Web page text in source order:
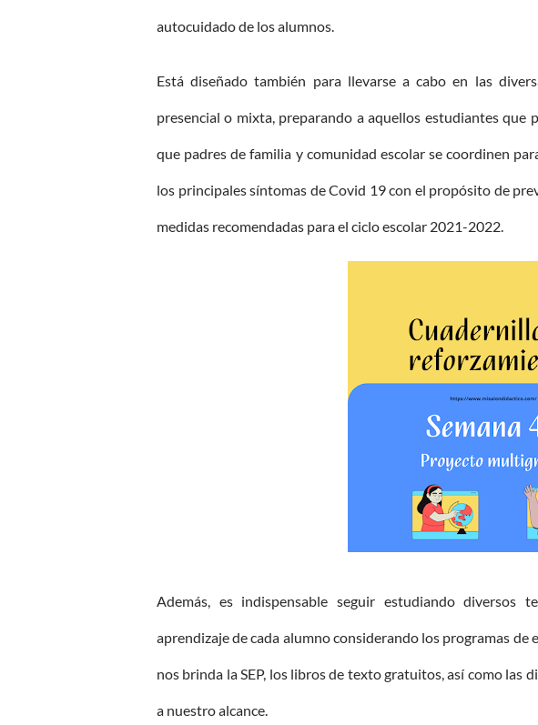
autocuidado de los alumnos.
Está diseñado también para llevarse a cabo en las
presencial o mixta, preparando a aquellos estudiantes
que padres de familia y comunidad escolar se coordinen
los principales síntomas de Covid 19 con el propósito de
medidas recomendadas para el ciclo escolar 2021-2022.
Además, es indispensable seguir estudiando diversos
aprendizaje de cada alumno considerando los programas
nos brinda la SEP, los libros de texto gratuitos, así como las
a nuestro alcance.